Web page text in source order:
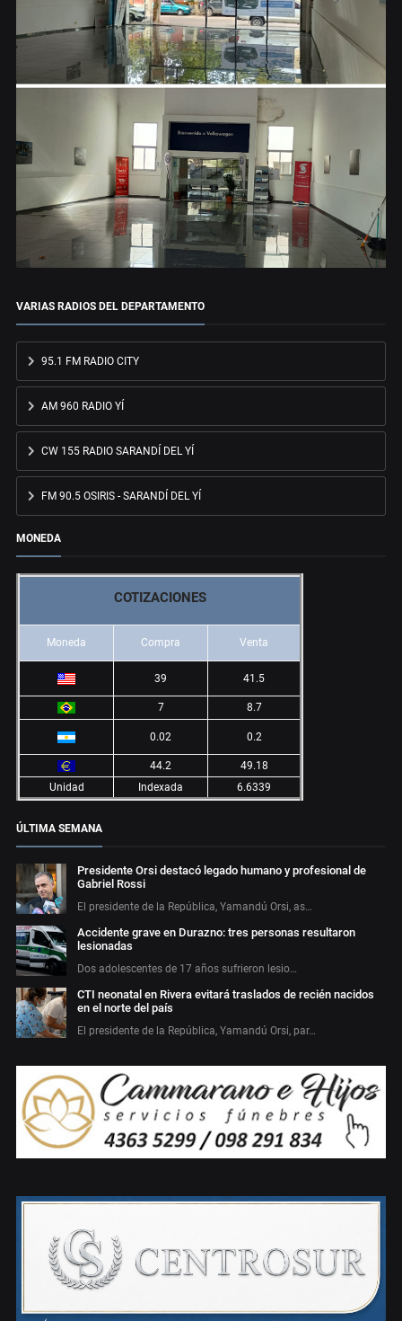
VARIAS RADIOS DEL DEPARTAMENTO
95.1 FM RADIO CITY
AM 960 RADIO YÍ
CW 155 RADIO SARANDÍ DEL YÍ
FM 90.5 OSIRIS - SARANDÍ DEL YÍ
MONEDA
COTIZACIONES
Moneda Compra Venta
39 41.5
7 8.7
0.02 0.2
44.2
49.18
Unidad
Indexada 6.6339
ÚLTIMA SEMANA
Presidente Orsi destacó legado humano y profesional de
Gabriel Rossi
El presidente de la República, Yamandú Orsi, as…
Accidente grave en Durazno: tres personas resultaron
lesionadas
Dos adolescentes de 17 años sufrieron lesio…
CTI neonatal en Rivera evitará traslados de recién nacidos
en el norte del país
El presidente de la República, Yamandú Orsi, par…